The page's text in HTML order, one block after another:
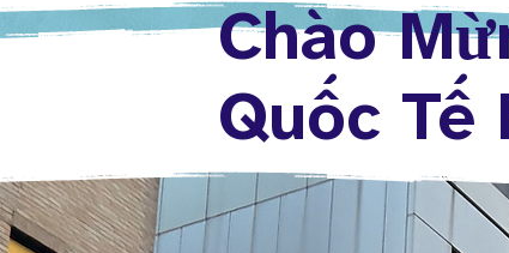
Chào
Quốc Tế